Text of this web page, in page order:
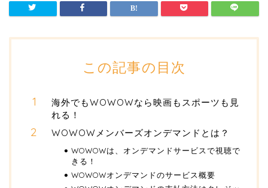
この記事の目次
海外でもWOWOWなら映画もスポーツも見
れる！
WOWOWメンバーズオンデマンドとは？
WOWOWは、オンデマンドサービスで視聴で
きる！
WOWOWオンデマンドのサービス概要